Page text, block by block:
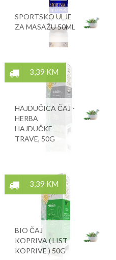
SPORTSKO ULJE
ZA MASAŽU 50ML
3,39 KM
HAJDUČICA ČAJ -
HERBA
HAJDUČKE
TRAVE, 50G
3,39 KM
BIO ČAJ
KOPRIVA ( LIST
KOPRIVE ) 50G